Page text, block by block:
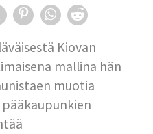
Kiovan
mallina hän
muotia